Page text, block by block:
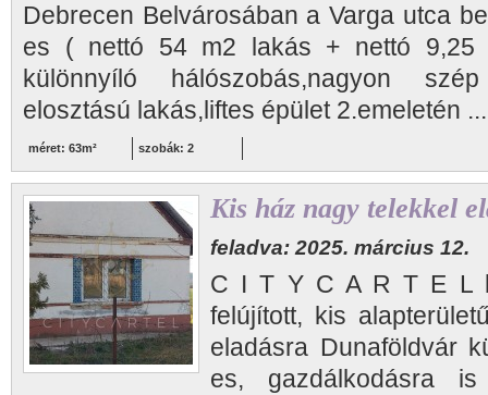
Debrecen Belvárosában a Varga utca
es ( nettó 54 m2 lakás + nettó 9,25
különnyíló hálószobás,nagyon
elosztású lakás,liftes épület 2.emeletén
méret: 63m² szobák: 2
Kis ház nagy telekkel
feladva: 2025. március 12.
C I T Y C A R T E L
felújított, kis
eladásra Dunaföldvár
es, gazdálkodásra